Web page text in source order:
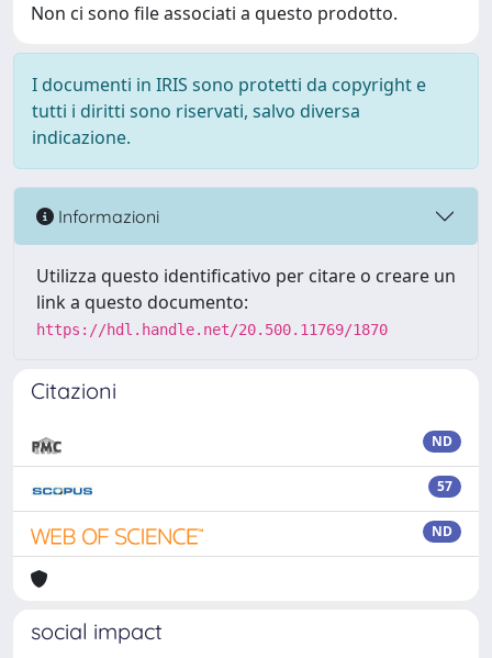
Non ci sono file associati a questo prodotto.
I documenti in IRIS sono protetti da copyright e
tutti i diritti sono riservati, salvo diversa
indicazione.
Informazioni
Utilizza questo identificativo per citare o creare un
link a questo documento:
https://hdl.handle.net/20.500.11769/1870
Citazioni
ND
57
ND
social impact